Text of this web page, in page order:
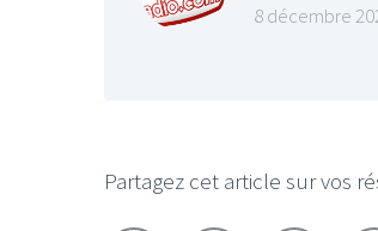
8 décembre
Partagez cet article sur vos